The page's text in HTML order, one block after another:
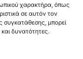
χαρακτήρα, όπως
σε αυτόν τον
συγκατάθεσης, μπορεί
και δυνατότητες.